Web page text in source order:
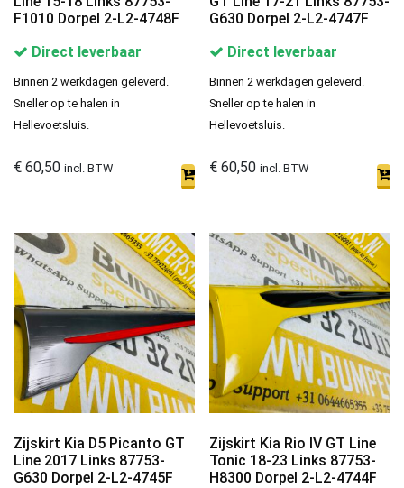
F1010 Dorpel 2-L2-4748F
Direct leverbaar
Binnen 2 werkdagen geleverd.
Sneller op te halen in
Hellevoetsluis.
€ 60,50 incl. BTW
G630 Dorpel 2-L2-4747F
Direct leverbaar
Binnen 2 werkdagen geleverd.
Sneller op te halen in
Hellevoetsluis.
€ 60,50 incl. BTW
Zijskirt Kia D5 Picanto GT
Line 2017 Links 87753-
G630 Dorpel 2-L2-4745F
Zijskirt Kia Rio IV GT Line
Tonic 18-23 Links 87753-
H8300 Dorpel 2-L2-4744F